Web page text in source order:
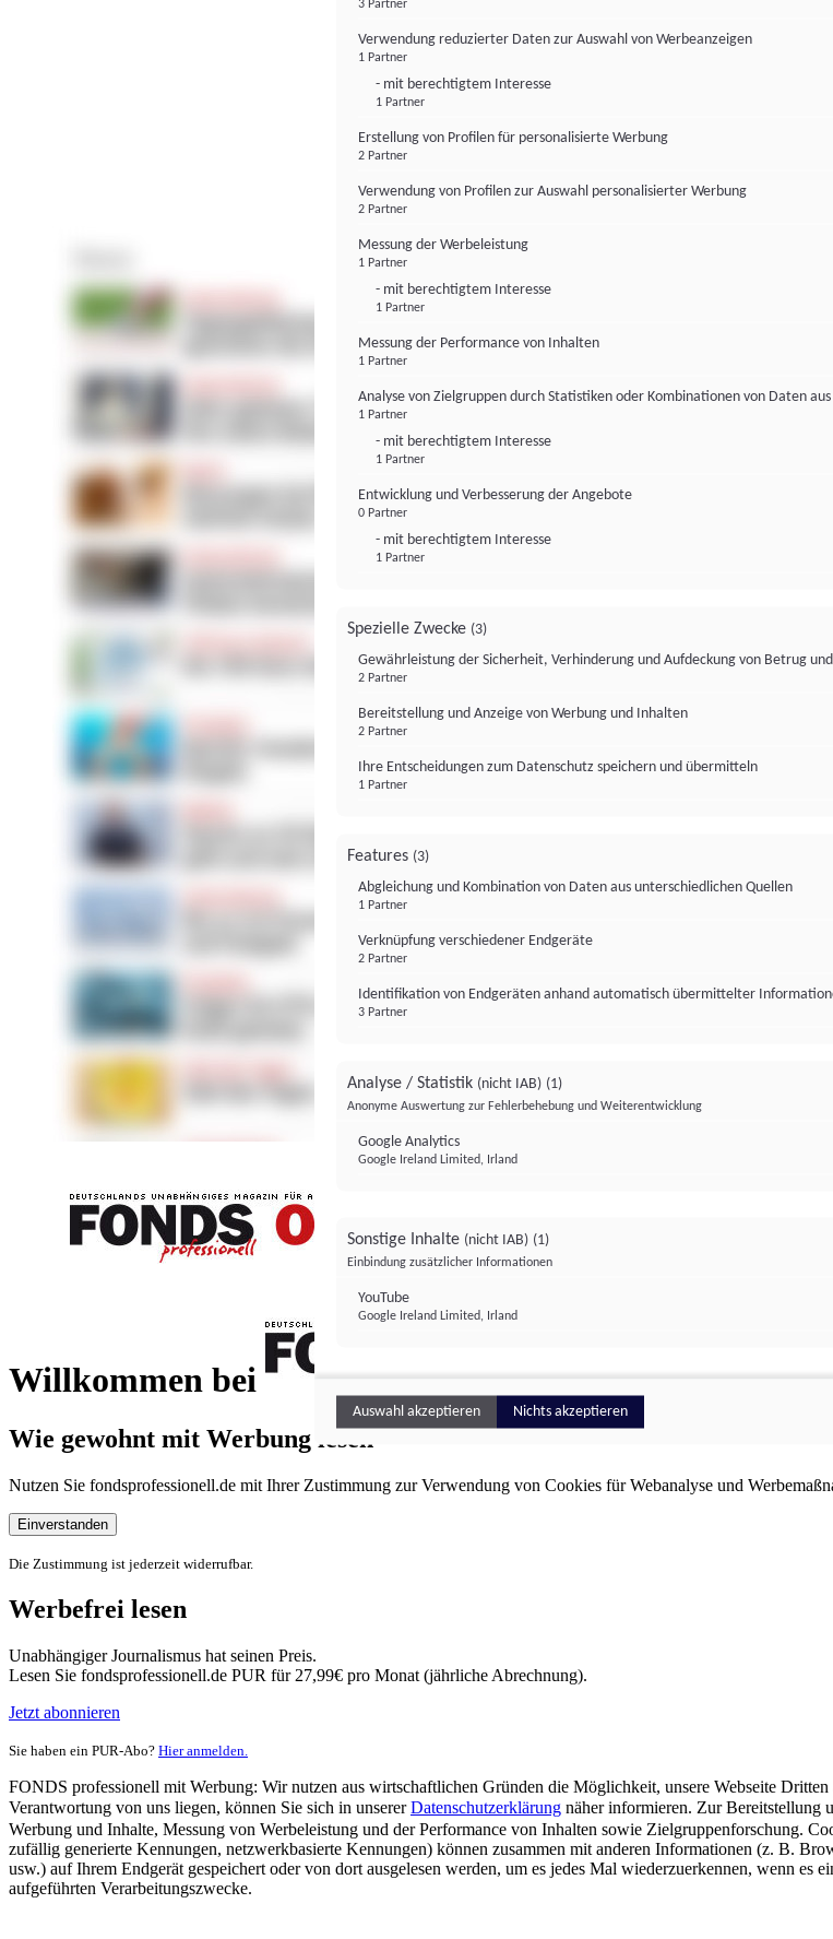
Willkommen bei
FONDS professionell
Wie gewohnt mit Werbung lesen
Nutzen Sie fondsprofessionell.de mit Ihrer Zustimmung zur Verwendung von Cookies für Webanalyse und
Einverstanden
Die Zustimmung ist jederzeit widerrufbar.
Werbefrei lesen
Unabhängiger Journalismus hat seinen Preis.
Lesen Sie fondsprofessionell.de PUR für 27,99€ pro Monat (jährliche Abrechnung).
Jetzt abonnieren
Sie haben ein PUR-Abo? Hier anmelden.
FONDS professionell mit Werbung: Wir nutzen aus wirtschaftlichen Gründen die Möglichkeit, unsere Webseite
Verantwortung von uns liegen, können Sie sich in unsererDatenschutzerklärung näher informieren. Zur Bereitstellung
Werbung und Inhalte, Messung von Werbeleistung und der Performance von Inhalten sowie Zielgruppenforschung.
zufällig generierte Kennungen, netzwerkbasierte Kennungen) können zusammen mit anderen Informationen (z. B.
usw.) auf Ihrem Endgerät gespeichert oder von dort ausgelesen werden, um es jedes Mal wiederzuerkennen, wenn es
aufgeführten Verarbeitungszwecke.
3 Partner
Verwendung reduzierter Daten zur Auswahl von Werbeanzeigen
1 Partner
- mit berechtigtem Interesse
1 Partner
Erstellung von Profilen für personalisierte Werbung
2 Partner
Verwendung von Profilen zur Auswahl personalisierter Werbung
2 Partner
Messung der Werbeleistung
1 Partner
- mit berechtigtem Interesse
1 Partner
Messung der Performance von Inhalten
1 Partner
Analyse von Zielgruppen durch Statistiken oder Kombinationen von Daten
1 Partner
- mit berechtigtem Interesse
1 Partner
Entwicklung und Verbesserung der Angebote
0 Partner
- mit berechtigtem Interesse
1 Partner
Spezielle Zwecke (3)
Gewährleistung der Sicherheit, Verhinderung und Aufdeckung von Betrug
2 Partner
Bereitstellung und Anzeige von Werbung und Inhalten
2 Partner
Ihre Entscheidungen zum Datenschutz speichern und übermitteln
1 Partner
Features (3)
Abgleichung und Kombination von Daten aus unterschiedlichen Quellen
1 Partner
Verknüpfung verschiedener Endgeräte
2 Partner
Identifikation von Endgeräten anhand automatisch übermittelter
3 Partner
Analyse / Statistik (nicht IAB) (1)
Anonyme Auswertung zur Fehlerbehebung und Weiterentwicklung
Google Analytics
Google Ireland Limited, Irland
Sonstige Inhalte (nicht IAB) (1)
Einbindung zusätzlicher Informationen
YouTube
Google Ireland Limited, Irland
Auswahl akzeptieren Nichts akzeptieren